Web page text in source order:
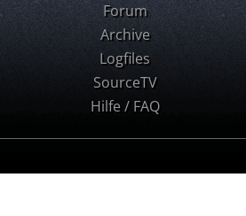
Forum
Archive
Logfiles
SourceTV
Hilfe / FAQ